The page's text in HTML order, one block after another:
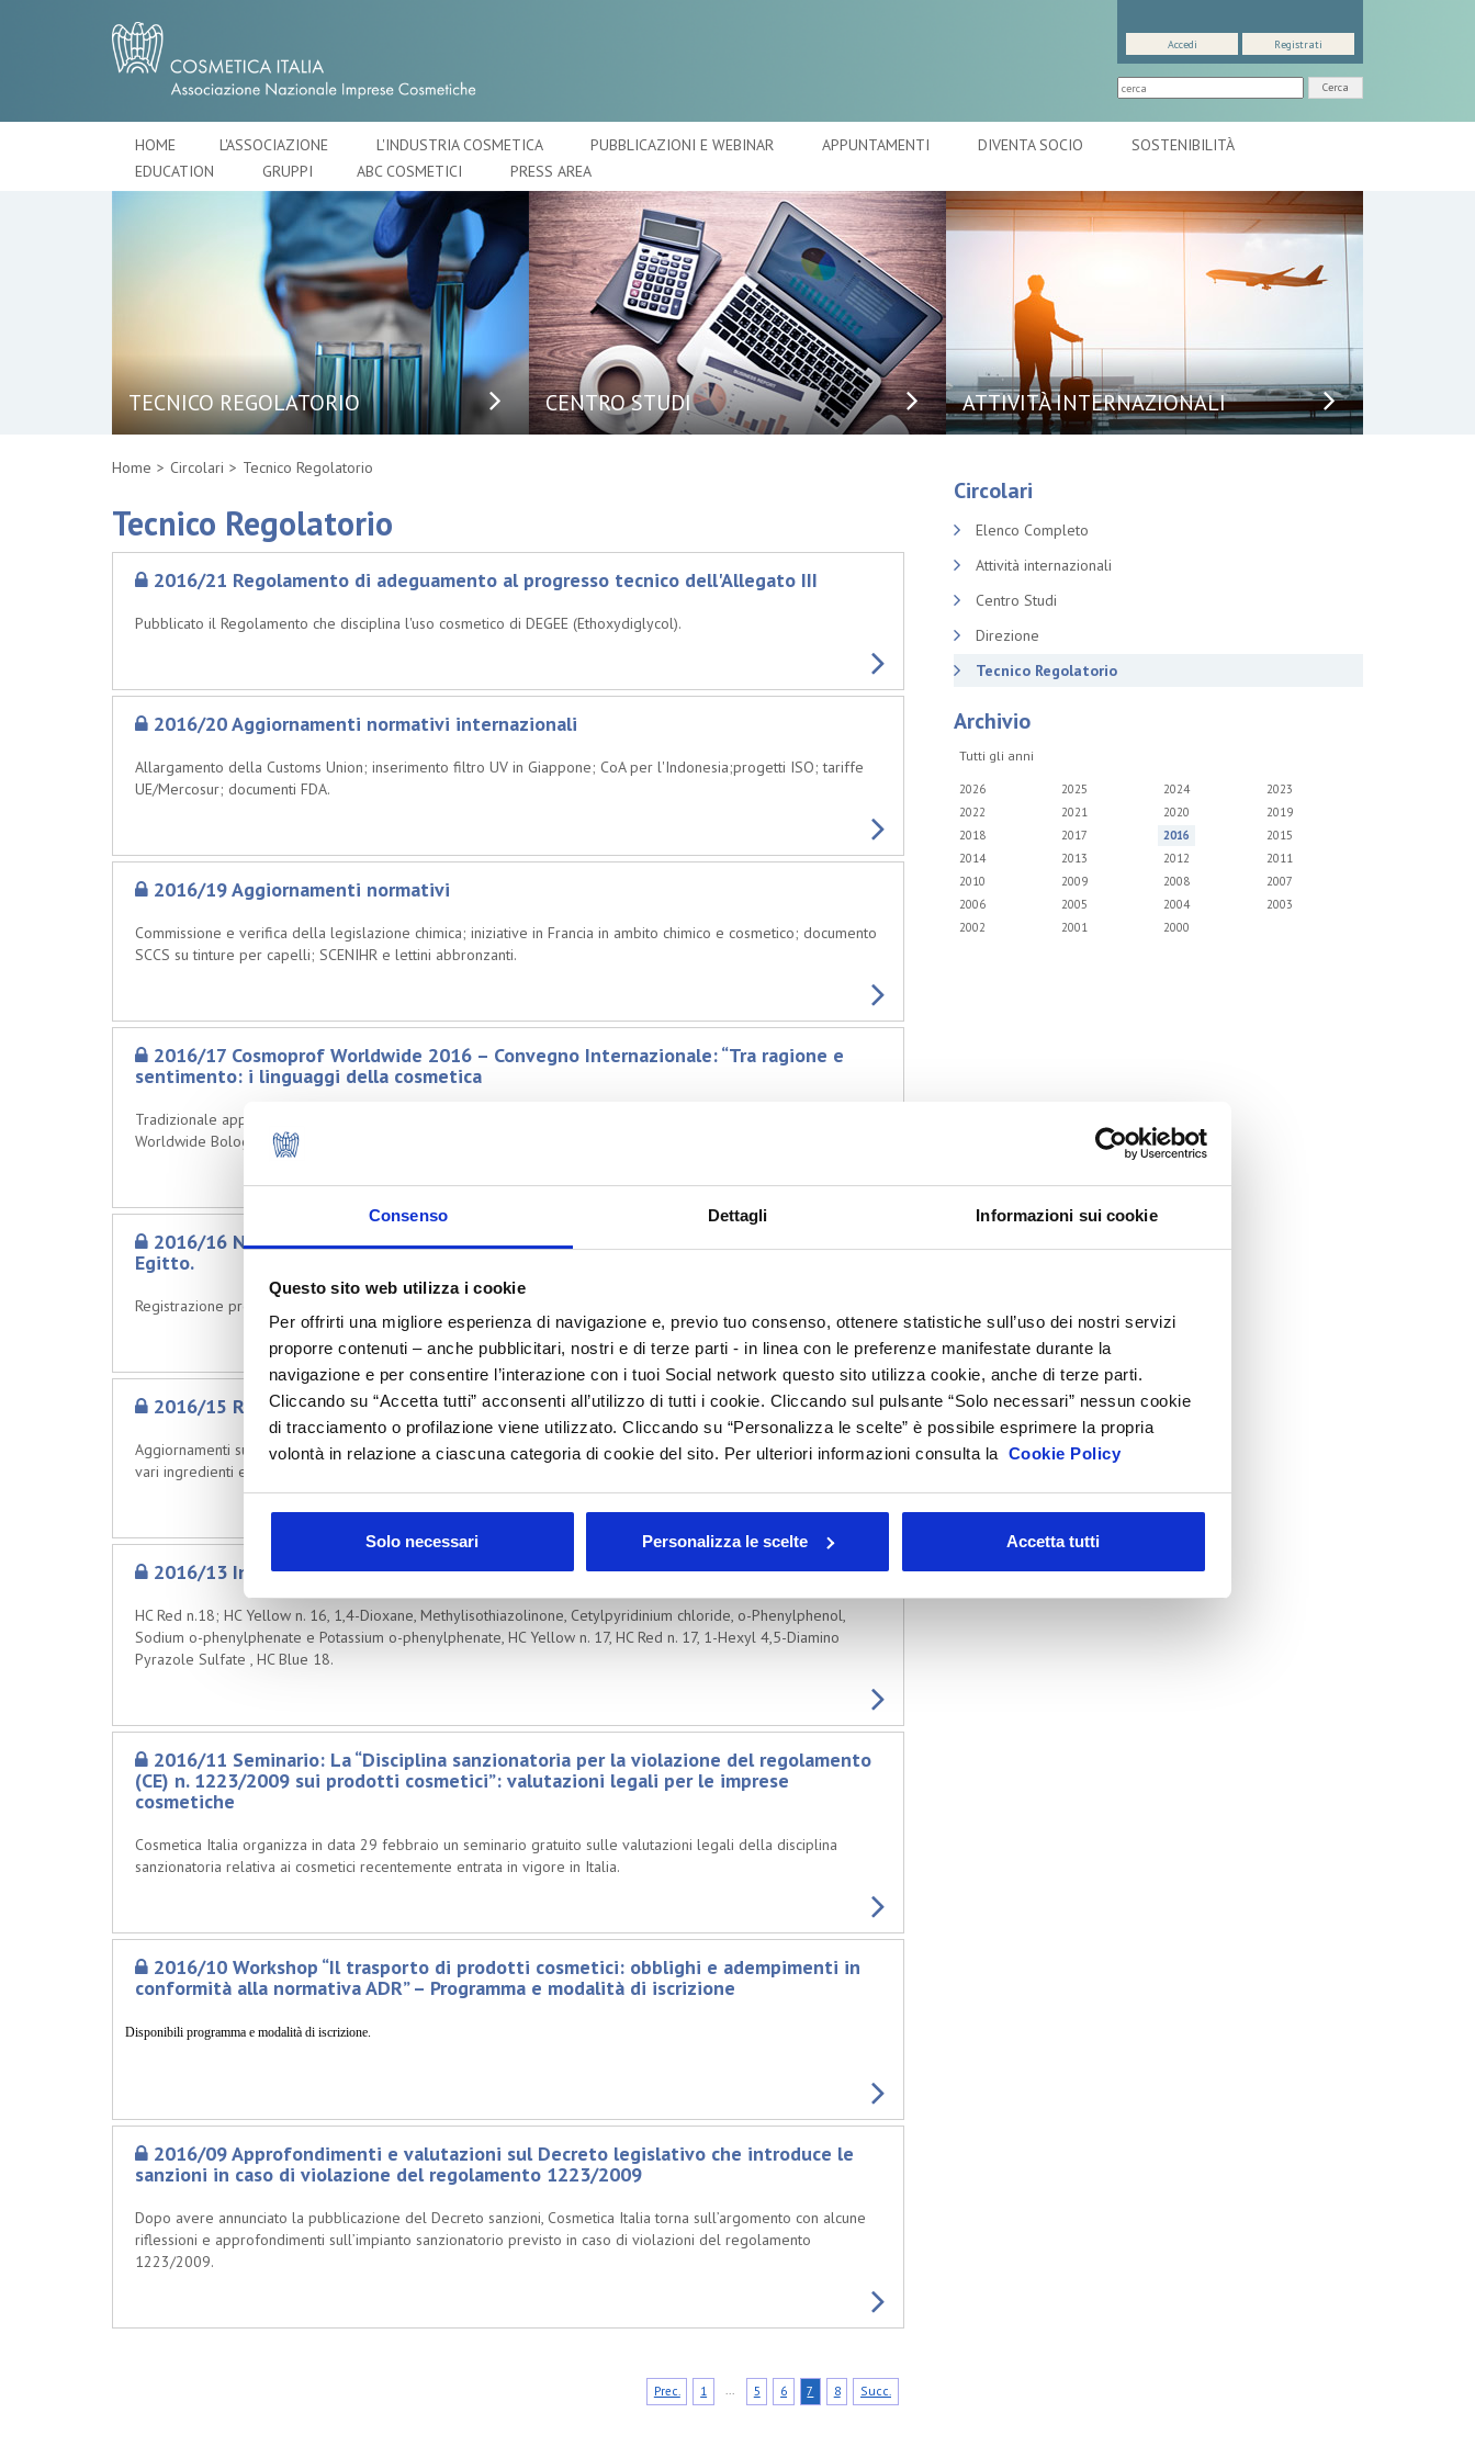
Consenso Dettagli Informazioni sui cookie
Questo sito web utilizza i cookie
Per offrirti una migliore esperienza di navigazione e, previo tuo consenso, ottenere statistiche sull’uso dei nostri servizi
proporre contenuti – anche pubblicitari, nostri e di terze parti - in linea con le preferenze manifestate durante la
navigazione e per consentire l’interazione con i tuoi Social network questo sito utilizza cookie, anche di terze parti.
Cliccando su “Accetta tutti” acconsenti all’utilizzo di tutti i cookie. Cliccando sul pulsante “Solo necessari” nessun cookie
di tracciamento o profilazione viene utilizzato. Cliccando su “Personalizza le scelte” è possibile esprimere la propria
volontà in relazione a ciascuna categoria di cookie del sito. Per ulteriori informazioni consulta la Cookie Policy
Solo necessari Personalizza le scelte Accetta tutti
Cerca
Accedi Registrati
HOME L'ASSOCIAZIONE L'INDUSTRIA COSMETICA PUBBLICAZIONI E WEBINAR APPUNTAMENTI DIVENTA SOCIO
SOSTENIBILITÀ
EDUCATION
GRUPPI ABC COSMETICI PRESS AREA
TECNICO REGOLATORIO CENTRO STUDI ATTIVITÀ INTERNAZIONALI
Home Circolari Tecnico Regolatorio
Tecnico Regolatorio
2016/21 Regolamento di adeguamento al progresso tecnico dell'Allegato III
Pubblicato il Regolamento che disciplina l'uso cosmetico di DEGEE (Ethoxydiglycol).
2016/20 Aggiornamenti normativi internazionali
Allargamento della Customs Union; inserimento filtro UV in Giappone; CoA per l'Indonesia;progetti ISO; tariffe
UE/Mercosur; documenti FDA.
2016/19 Aggiornamenti normativi
Commissione e verifica della legislazione chimica; iniziative in Francia in ambito chimico e cosmetico; documento
SCCS su tinture per capelli; SCENIHR e lettini abbronzanti.
2016/17 Cosmoprof Worldwide 2016 – Convegno Internazionale: “Tra ragione e
sentimento: i linguaggi della cosmetica
Tradizionale appuntamento con il Convegno Tecnico di Cosmetica Italia nella giornata di apertura di Cosmoprof
Worldwide Bologna.
2016/16 Nuove disposizioni per la registrazione delle aziende esportatrici in
Egitto.
Registrazione presso la General Organisation for Export and Import Control (GOEIC).
2016/15 Riunione Working Group Cosmetics – Bruxelles, 9 febbraio 2016
Aggiornamenti su quanto affrontato nella riunione del WG Cosmetics: nuovo Regolamento, fragranze e allergeni,
vari ingredienti e Decisioni dello Standing Committee on Cosmetic Products
2016/13 Ingredienti valutati da SCCS (Scientific Committee on Consumer Safety)
HC Red n.18; HC Yellow n. 16, 1,4-Dioxane, Methylisothiazolinone, Cetylpyridinium chloride, o-Phenylphenol,
Sodium o-phenylphenate e Potassium o-phenylphenate, HC Yellow n. 17, HC Red n. 17, 1-Hexyl 4,5-Diamino
Pyrazole Sulfate , HC Blue 18.
2016/11 Seminario: La “Disciplina sanzionatoria per la violazione del regolamento
(CE) n. 1223/2009 sui prodotti cosmetici”: valutazioni legali per le imprese
cosmetiche
Cosmetica Italia organizza in data 29 febbraio un seminario gratuito sulle valutazioni legali della disciplina
sanzionatoria relativa ai cosmetici recentemente entrata in vigore in Italia.
2016/10 Workshop “Il trasporto di prodotti cosmetici: obblighi e adempimenti in
conformità alla normativa ADR” – Programma e modalità di iscrizione
Disponibili programma e modalità di iscrizione.
2016/09 Approfondimenti e valutazioni sul Decreto legislativo che introduce le
sanzioni in caso di violazione del regolamento 1223/2009
Dopo avere annunciato la pubblicazione del Decreto sanzioni, Cosmetica Italia torna sull’argomento con alcune
riflessioni e approfondimenti sull’impianto sanzionatorio previsto in caso di violazioni del regolamento
1223/2009.
Prec. 1 ... 5 6 7 8 Succ.
Circolari
Elenco Completo
Attività internazionali
Centro Studi
Direzione
Tecnico Regolatorio
Archivio
Tutti gli anni
2026 2025 2024
2023
2022
2021 2020
2019
2018
2017 2016
2015
2014
2013 2012
2011
2010
2009 2008
2007
2006
2005 2004
2003
2002
2001 2000